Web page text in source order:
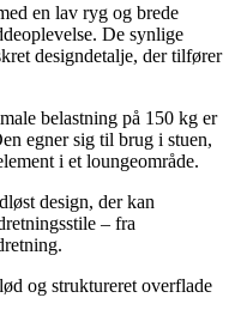
en lav ryg og brede
De synlige
designdetalje, der tilfører
belastning på 150 kg er
egner sig til brug i stuen,
i et loungeområde.
design, der kan
– fra
og struktureret overflade